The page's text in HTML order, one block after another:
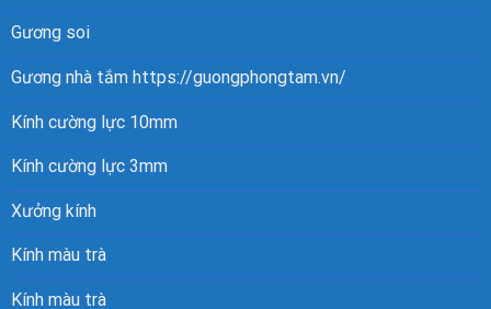
Gương soi
Gương nhà tắm https://guongphongtam.vn/
Kính cường lực 10mm
Kính cường lực 3mm
Xưởng kính
Kính màu trà
Kính màu trà